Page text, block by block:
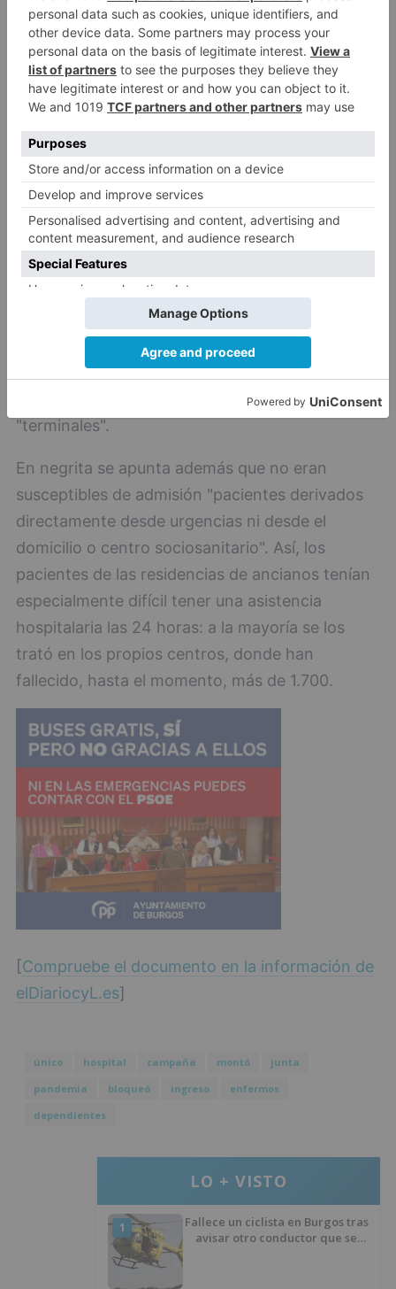
aislamiento, la persona mayor regresaba a esta.
En los criterios de exclusión, el apartado más
amplio, están la alteración del nivel de
conciencia inferior a 15 en la escala Glasgow,
que fuese un "paciente dependiente para las
actividades de la vida diaria", que tuviese
problemas de alimentación, limitación de
movilidad y cita textualmente "que no pueda
subir un escalón, levantarse de la cama o utilizar
el servicio autónomamente", incontinencia
urinaria o fecal, demencia o enfermedad de
Alzheimer, agitación psicomotriz, pacientes
inmunodeprimidos o trasplantados,
comorbilidad que precise control estricto o
polimedicación compleja o pacientes
"terminales".
En negrita se apunta además que no eran
susceptibles de admisión "pacientes derivados
directamente desde urgencias ni desde el
domicilio o centro sociosanitario". Así, los
pacientes de las residencias de ancianos tenían
especialmente difícil tener una asistencia
hospitalaria las 24 horas: a la mayoría se los
trató en los propios centros, donde han
fallecido, hasta el momento, más de 1.700.
[Compruebe el documento en la información de
elDiariocyL.es]
único hospital campaña montó
junta
pandemia
bloqueó ingreso
enfermos
dependientes
LO + VISTO
1
Fallece un ciclista en Burgos tras
avisar otro conductor que se